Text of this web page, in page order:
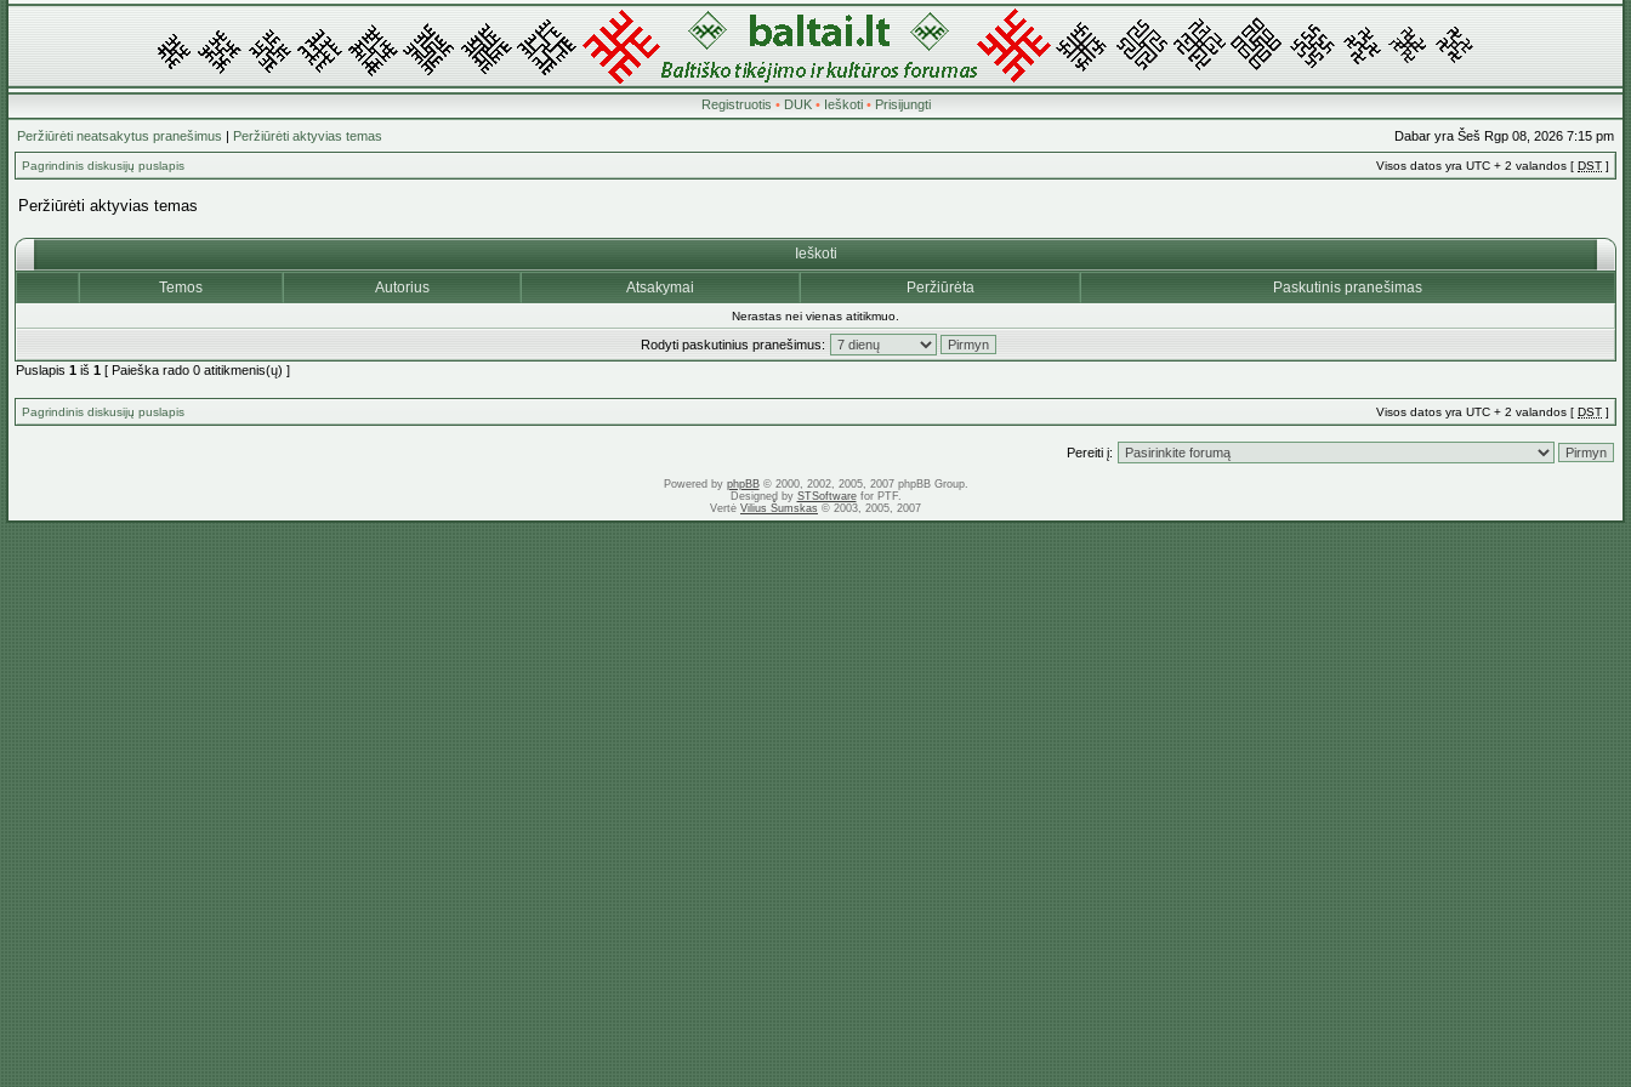
Registruotis • DUK• Ieškoti• Prisijungti
Peržiūrėti neatsakytus pranešimus | Peržiūrėti aktyvias temas Dabar yra Šeš Rgp 08, 2026 7:15 pm
Pagrindinis diskusijų puslapis Visos datos yra UTC + 2 valandos [ DST ]
Peržiūrėti aktyvias temas
Ieškoti
Temos
Autorius Atsakymai Peržiūrėta Paskutinis pranešimas
Nerastas nei vienas atitikmuo.
Rodyti paskutinius pranešimus:
Puslapis 1 iš 1 [ Paieška rado 0 atitikmenis(ų) ]
Pagrindinis diskusijų puslapis Visos datos yra UTC + 2 valandos [ DST ]
Pereiti į:
Powered by phpBB© 2000, 2002, 2005, 2007 phpBB Group.
Designed by STSoftwarefor PTF.
Vertė Vilius Šumskas © 2003, 2005, 2007